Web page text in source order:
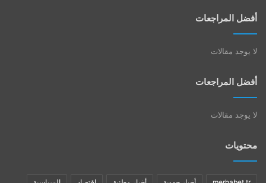
أفضل المراجعات
لا يوجد مقالات
أفضل المراجعات
لا يوجد مقالات
محتويات